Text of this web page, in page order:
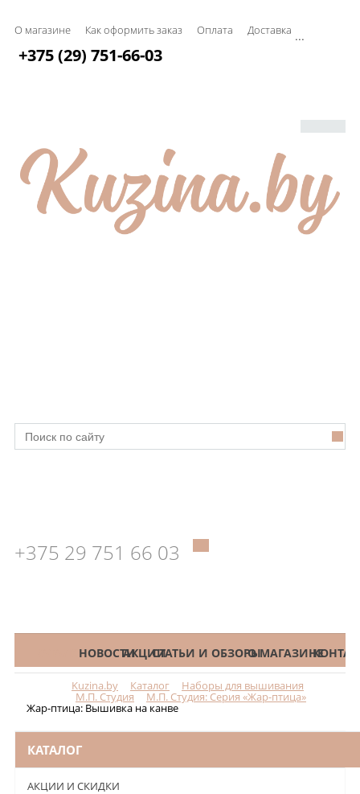
О магазине Как оформить заказ Оплата Доставка ...
+375 (29) 751-66-03
+375 29 751 66 03
КАТАЛОГНОВОСТИАКЦИИСТАТЬИ И ОБЗОРЫО МАГАЗИНЕ
Kuzina.by Каталог Наборы для вышивания
М.П. Студия М.П. Студия: Серия «Жар-птица»
Жар-птица: Вышивка на канве
КАТАЛОГ
АКЦИИ И СКИДКИ